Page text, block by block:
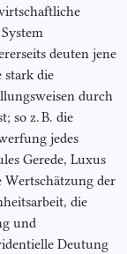
deuten jene
stark die
durch
so z. B. die
jedes
Gerede, Luxus
Wertschätzung der
die
und
Deutung